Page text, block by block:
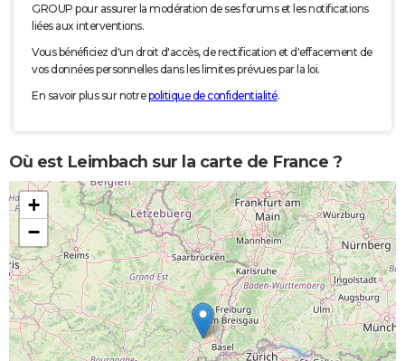
GROUP pour assurer la modération de ses forums et les notifications
liées aux interventions.
Vous bénéficiez d'un droit d'accès, de rectification et d'effacement de
vos données personnelles dans les limites prévues par la loi.
En savoir plus sur notrepolitique de confidentialité.
Où est Leimbach sur la carte de France ?
+
−